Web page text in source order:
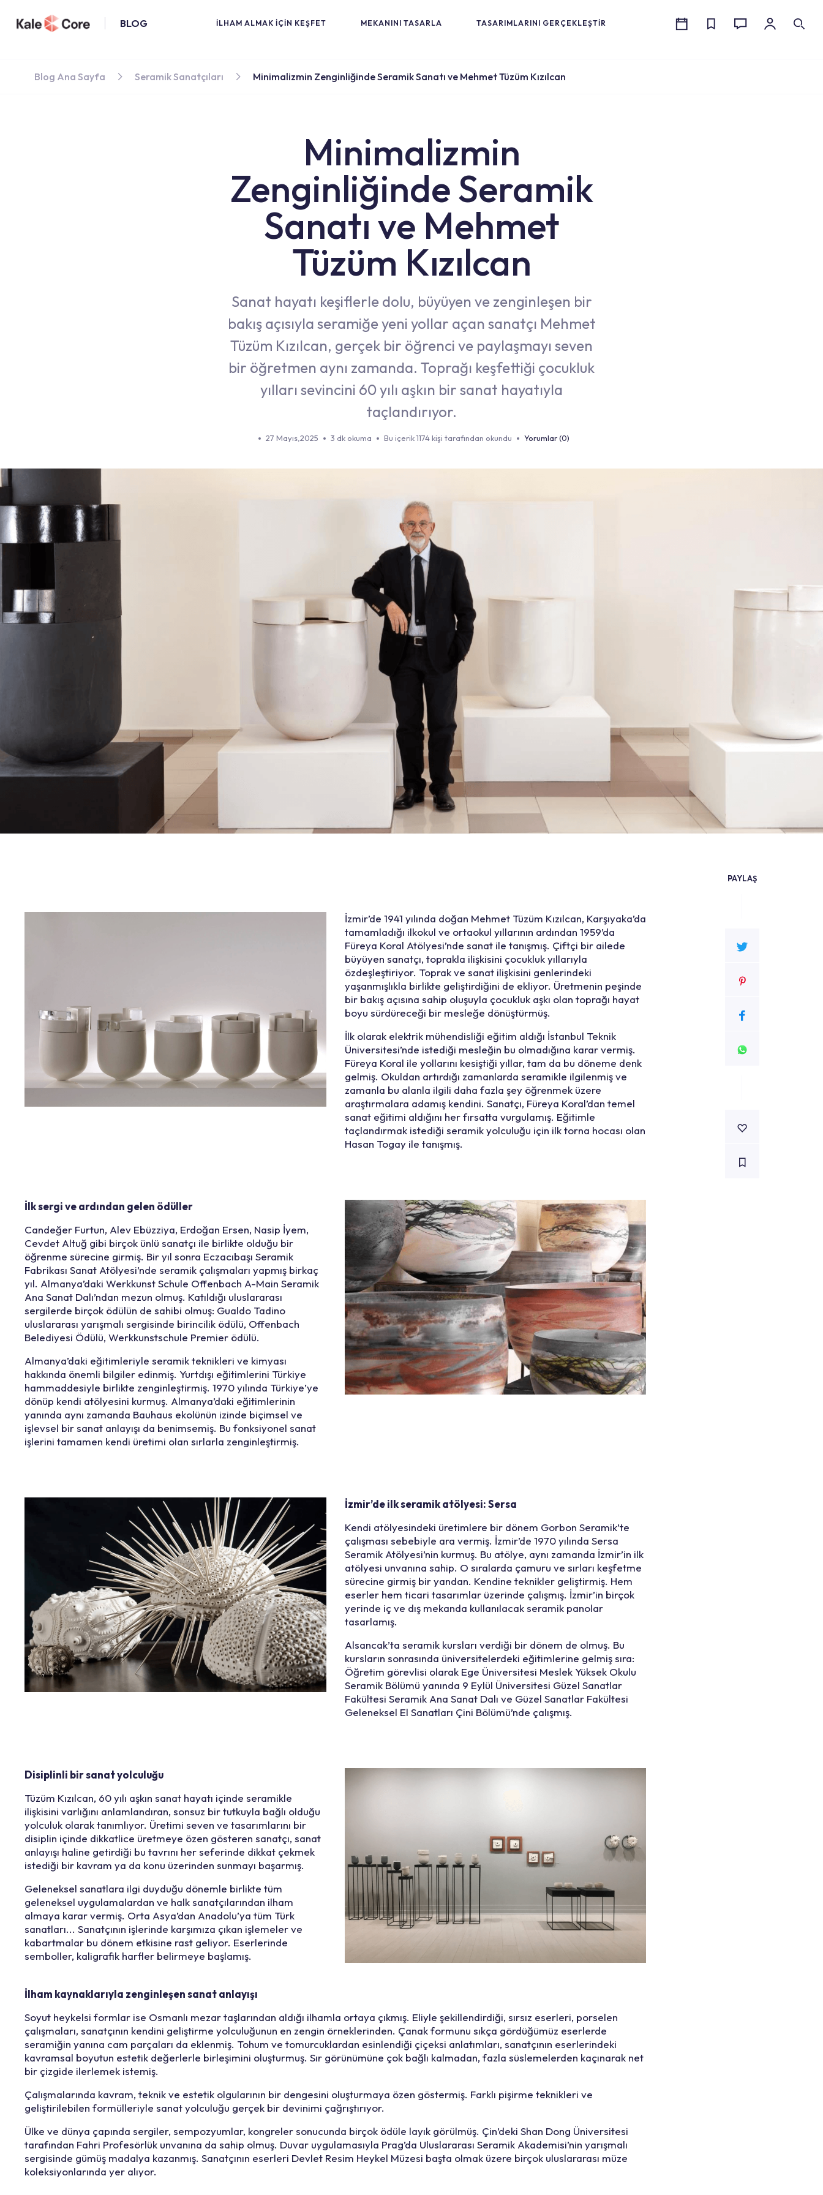
BLOG İLHAM ALMAK İÇİN KEŞFET MEKANINI TASARLA TASARIMLARINI GERÇEKLEŞTİR
Blog Ana Sayfa Seramik Sanatçıları Minimalizmin Zenginliğinde Seramik Sanatı ve Mehmet Tüzüm Kızılcan
Minimalizmin
Zenginliğinde Seramik
Sanatı ve Mehmet
Tüzüm Kızılcan
Sanat hayatı keşiflerle dolu, büyüyen ve zenginleşen bir
bakış açısıyla seramiğe yeni yollar açan sanatçı Mehmet
Tüzüm Kızılcan, gerçek bir öğrenci ve paylaşmayı seven
bir öğretmen aynı zamanda. Toprağı keşfettiği çocukluk
yılları sevincini 60 yılı aşkın bir sanat hayatıyla
taçlandırıyor.
27 Mayıs,2025 3 dk okuma Bu içerik 1174 kişi tarafından okundu Yorumlar (0)
İzmir’de 1941 yılında doğan Mehmet Tüzüm Kızılcan, Karşıyaka’da
tamamladığı ilkokul ve ortaokul yıllarının ardından 1959’da
Füreya Koral Atölyesi’nde sanat ile tanışmış. Çiftçi bir ailede
büyüyen sanatçı, toprakla ilişkisini çocukluk yıllarıyla
özdeşleştiriyor. Toprak ve sanat ilişkisini genlerindeki
yaşanmışlıkla birlikte geliştirdiğini de ekliyor. Üretmenin peşinde
bir bakış açısına sahip oluşuyla çocukluk aşkı olan toprağı hayat
boyu sürdüreceği bir mesleğe dönüştürmüş.
İlk olarak elektrik mühendisliği eğitim aldığı İstanbul Teknik
Üniversitesi’nde istediği mesleğin bu olmadığına karar vermiş.
Füreya Koral ile yollarını kesiştiği yıllar, tam da bu döneme denk
gelmiş. Okuldan artırdığı zamanlarda seramikle ilgilenmiş ve
zamanla bu alanla ilgili daha fazla şey öğrenmek üzere
araştırmalara adamış kendini. Sanatçı, Füreya Koral’dan temel
sanat eğitimi aldığını her fırsatta vurgulamış. Eğitimle
taçlandırmak istediği seramik yolculuğu için ilk torna hocası olan
Hasan Togay ile tanışmış.
İlk sergi ve ardından gelen ödüller
Candeğer Furtun, Alev Ebüzziya, Erdoğan Ersen, Nasip İyem,
Cevdet Altuğ gibi birçok ünlü sanatçı ile birlikte olduğu bir
öğrenme sürecine girmiş. Bir yıl sonra Eczacıbaşı Seramik
Fabrikası Sanat Atölyesi’nde seramik çalışmaları yapmış birkaç
yıl. Almanya’daki Werkkunst Schule Offenbach A-Main Seramik
Ana Sanat Dalı’ndan mezun olmuş. Katıldığı uluslararası
sergilerde birçok ödülün de sahibi olmuş: Gualdo Tadino
uluslararası yarışmalı sergisinde birincilik ödülü, Offenbach
Belediyesi Ödülü, Werkkunstschule Premier ödülü.
Almanya’daki eğitimleriyle seramik teknikleri ve kimyası
hakkında önemli bilgiler edinmiş. Yurtdışı eğitimlerini Türkiye
hammaddesiyle birlikte zenginleştirmiş. 1970 yılında Türkiye’ye
dönüp kendi atölyesini kurmuş. Almanya’daki eğitimlerinin
yanında aynı zamanda Bauhaus ekolünün izinde biçimsel ve
işlevsel bir sanat anlayışı da benimsemiş. Bu fonksiyonel sanat
işlerini tamamen kendi üretimi olan sırlarla zenginleştirmiş.
İzmir’de ilk seramik atölyesi: Sersa
Kendi atölyesindeki üretimlere bir dönem Gorbon Seramik’te
çalışması sebebiyle ara vermiş. İzmir’de 1970 yılında Sersa
Seramik Atölyesi’nin kurmuş. Bu atölye, aynı zamanda İzmir’in ilk
atölyesi unvanına sahip. O sıralarda çamuru ve sırları keşfetme
sürecine girmiş bir yandan. Kendine teknikler geliştirmiş. Hem
eserler hem ticari tasarımlar üzerinde çalışmış. İzmir’in birçok
yerinde iç ve dış mekanda kullanılacak seramik panolar
tasarlamış.
Alsancak’ta seramik kursları verdiği bir dönem de olmuş. Bu
kursların sonrasında üniversitelerdeki eğitimlerine gelmiş sıra:
Öğretim görevlisi olarak Ege Üniversitesi Meslek Yüksek Okulu
Seramik Bölümü yanında 9 Eylül Üniversitesi Güzel Sanatlar
Fakültesi Seramik Ana Sanat Dalı ve Güzel Sanatlar Fakültesi
Geleneksel El Sanatları Çini Bölümü’nde çalışmış.
Disiplinli bir sanat yolculuğu
Tüzüm Kızılcan, 60 yılı aşkın sanat hayatı içinde seramikle
ilişkisini varlığını anlamlandıran, sonsuz bir tutkuyla bağlı olduğu
yolculuk olarak tanımlıyor. Üretimi seven ve tasarımlarını bir
disiplin içinde dikkatlice üretmeye özen gösteren sanatçı, sanat
anlayışı haline getirdiği bu tavrını her seferinde dikkat çekmek
istediği bir kavram ya da konu üzerinden sunmayı başarmış.
Geleneksel sanatlara ilgi duyduğu dönemle birlikte tüm
geleneksel uygulamalardan ve halk sanatçılarından ilham
almaya karar vermiş. Orta Asya’dan Anadolu’ya tüm Türk
sanatları... Sanatçının işlerinde karşımıza çıkan işlemeler ve
kabartmalar bu dönem etkisine rast geliyor. Eserlerinde
semboller, kaligrafik harfler belirmeye başlamış.
İlham kaynaklarıyla zenginleşen sanat anlayışı
Soyut heykelsi formlar ise Osmanlı mezar taşlarından aldığı ilhamla ortaya çıkmış. Eliyle şekillendirdiği, sırsız eserleri, porselen
çalışmaları, sanatçının kendini geliştirme yolculuğunun en zengin örneklerinden. Çanak formunu sıkça gördüğümüz eserlerde
seramiğin yanına cam parçaları da eklenmiş. Tohum ve tomurcuklardan esinlendiği çiçeksi anlatımları, sanatçının eserlerindeki
kavramsal boyutun estetik değerlerle birleşimini oluşturmuş. Sır görünümüne çok bağlı kalmadan, fazla süslemelerden kaçınarak net
bir çizgide ilerlemek istemiş.
Çalışmalarında kavram, teknik ve estetik olgularının bir dengesini oluşturmaya özen göstermiş. Farklı pişirme teknikleri ve
geliştirilebilen formülleriyle sanat yolculuğu gerçek bir devinimi çağrıştırıyor.
Ülke ve dünya çapında sergiler, sempozyumlar, kongreler sonucunda birçok ödüle layık görülmüş. Çin’deki Shan Dong Üniversitesi
tarafından Fahri Profesörlük unvanına da sahip olmuş. Duvar uygulamasıyla Prag’da Uluslararası Seramik Akademisi’nin yarışmalı
sergisinde gümüş madalya kazanmış. Sanatçının eserleri Devlet Resim Heykel Müzesi başta olmak üzere birçok uluslararası müze
koleksiyonlarında yer alıyor.
PAYLAŞ